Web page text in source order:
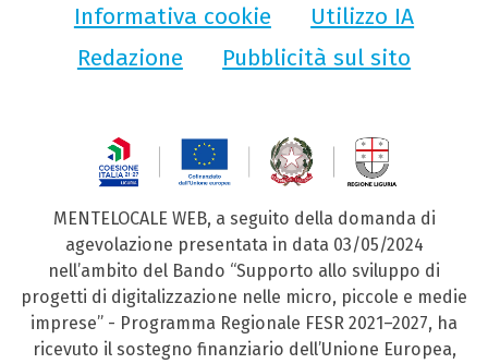
Informativa cookie
Utilizzo IA
Redazione
Pubblicità sul sito
MENTELOCALE WEB, a seguito della domanda di
agevolazione presentata in data 03/05/2024
nell’ambito del Bando “Supporto allo sviluppo di
progetti di digitalizzazione nelle micro, piccole e medie
imprese” - Programma Regionale FESR 2021–2027, ha
ricevuto il sostegno finanziario dell’Unione Europea,